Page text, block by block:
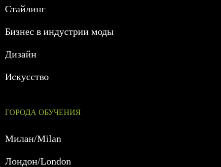
Стайлинг
Бизнес в индустрии моды
Дизайн
Искусство
ГОРОДА ОБУЧЕНИЯ
Милан/Milan
Лондон/London